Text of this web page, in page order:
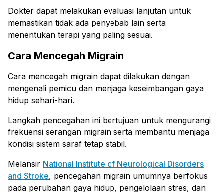
Dokter dapat melakukan evaluasi lanjutan untuk
memastikan tidak ada penyebab lain serta
menentukan terapi yang paling sesuai.
Cara Mencegah Migrain
Cara mencegah migrain dapat dilakukan dengan
mengenali pemicu dan menjaga keseimbangan gaya
hidup sehari-hari.
Langkah pencegahan ini bertujuan untuk mengurangi
frekuensi serangan migrain serta membantu menjaga
kondisi sistem saraf tetap stabil.
Melansir National Institute of Neurological Disorders
and Stroke, pencegahan migrain umumnya berfokus
pada perubahan gaya hidup, pengelolaan stres, dan